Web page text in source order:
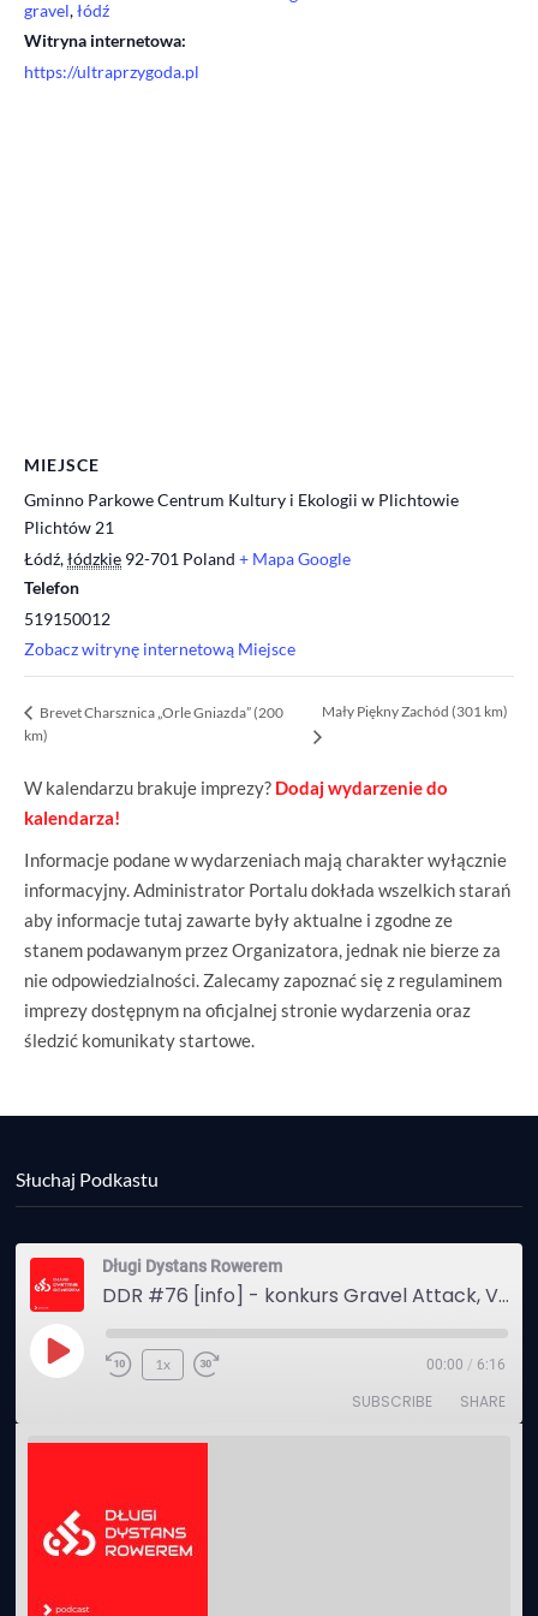
gravel,łódź
Witryna internetowa:
https://ultraprzygoda.pl
MIEJSCE
Gminno Parkowe Centrum Kultury i Ekologii w Plichtowie
Plichtów 21
Łódź,łódzkie 92-701 Poland + Mapa Google
Telefon
519150012
Zobacz witrynę internetową Miejsce
Brevet Charsznica „Orle Gniazda” (200
km)
Mały Piękny Zachód (301 km)
W kalendarzu brakuje imprezy? Dodaj wydarzenie do
kalendarza!
Informacje podane w wydarzeniach mają charakter wyłącznie
informacyjny. Administrator Portalu dokłada wszelkich starań
aby informacje tutaj zawarte były aktualne i zgodne ze
stanem podawanym przez Organizatora, jednak nie bierze za
nie odpowiedzialności. Zalecamy zapoznać się z regulaminem
imprezy dostępnym na oficjalnej stronie wydarzenia oraz
śledzić komunikaty startowe.
Słuchaj Podkastu
Długi Dystans Rowerem
DDR #76 [info] - konkurs Gravel Attack, Varmia Gravel, Bike Expo, Inspire India Ultra Race
Play
1x 00:00 / 6:16
SUBSCRIBE SHARE